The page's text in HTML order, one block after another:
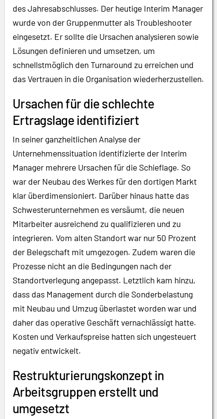
des Jahresabschlusses. Der heutige Interim Manager
wurde von der Gruppenmutter als Troubleshooter
eingesetzt. Er sollte die Ursachen analysieren sowie
Lösungen definieren und umsetzen, um
schnellstmöglich den Turnaround zu erreichen und
das Vertrauen in die Organisation wiederherzustellen.
Ursachen für die schlechte
Ertragslage identifiziert
In seiner ganzheitlichen Analyse der
Unternehmenssituation identifizierte der Interim
Manager mehrere Ursachen für die Schieflage. So
war der Neubau des Werkes für den dortigen Markt
klar überdimensioniert. Darüber hinaus hatte das
Schwesterunternehmen es versäumt, die neuen
Mitarbeiter ausreichend zu qualifizieren und zu
integrieren. Vom alten Standort war nur 50 Prozent
der Belegschaft mit umgezogen. Zudem waren die
Prozesse nicht an die Bedingungen nach der
Standortverlegung angepasst. Letztlich kam hinzu,
dass das Management durch die Sonderbelastung
mit Neubau und Umzug überlastet worden war und
daher das operative Geschäft vernachlässigt hatte.
Kosten und Verkaufspreise hatten sich ungesteuert
negativ entwickelt.
Restrukturierungskonzept in
Arbeitsgruppen erstellt und
umgesetzt